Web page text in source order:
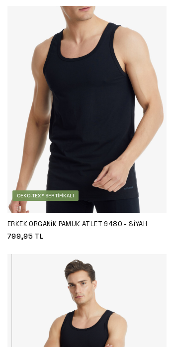
OEKO-TEX® SERTIFIKALI
ERKEK ORGANIK PAMUK ATLET 9480 - SIYAH
799,95TL